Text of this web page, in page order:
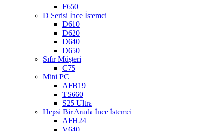
F650
D Serisi İnce İstemci
D610
D620
D640
D650
Sıfır Müşteri
C75
Mini PC
AFB19
TS660
S25 Ultra
Hepsi Bir Arada İnce İstemci
AFH24
V640